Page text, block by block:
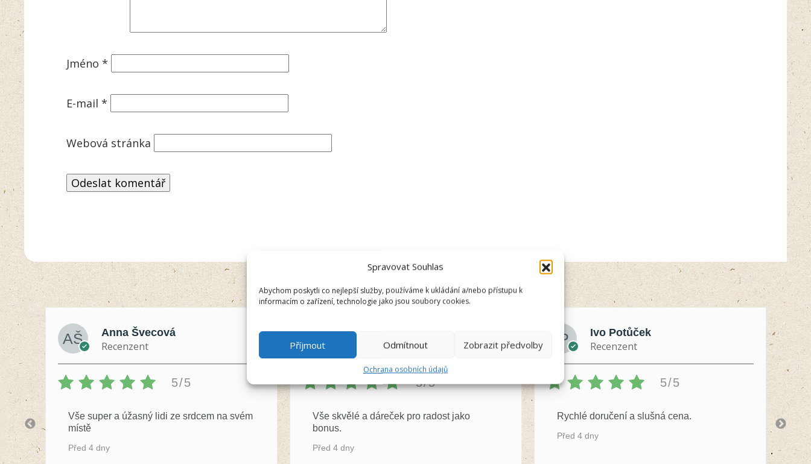
Spravovat Souhlas
Abychom poskytli co nejlepší služby, používáme k ukládání a/nebo přístupu k
informacím o zařízení, technologie jako jsou soubory cookies.
Příjmout Odmítnout Zobrazit předvolby
Ochrana osobních údajů
Jméno *
E-mail *
Webová stránka
Anna Švecová
Recenzent
5/5
Vše super a úžasný lidi ze srdcem na svém
místě
Před 4 dny
Vendula
Recenzent
5/5
Vše skvělé a dáreček pro radost jako
bonus.
Před 4 dny
Ivo Potůček
Recenzent
5/5
Rychlé doručení a slušná cena.
Před 4 dny